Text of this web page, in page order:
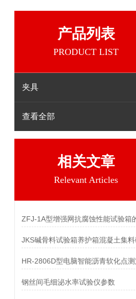
产品列表
PRODUCT LIST
夹具
查看全部
相关文章
Relevant Articles
钢丝间毛细泌水率试验仪参数